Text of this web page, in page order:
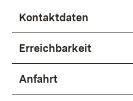
Kontaktdaten
Erreichbarkeit
Anfahrt